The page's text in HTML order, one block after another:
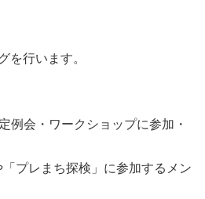
を行います。
例会・ワークショップに参加・
プレまち探検」に参加するメン